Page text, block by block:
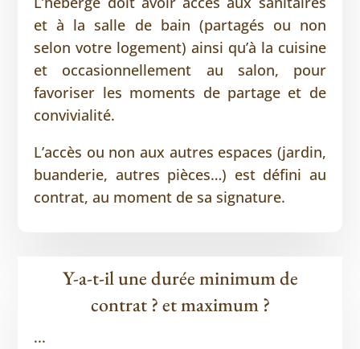
et à la salle de bain (partagés ou non
selon votre logement) ainsi qu’à la cuisine
et occasionnellement au salon, pour
favoriser les moments de partage et de
convivialité.
L’accès ou non aux autres espaces (jardin,
buanderie, autres pièces…) est défini au
contrat, au moment de sa signature.
Y-a-t-il une durée minimum de
contrat ? et maximum ?
...